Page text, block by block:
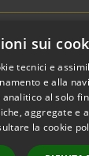
Copyright
sui
tecnici e
e alla
al solo
aggregate e
la cookie